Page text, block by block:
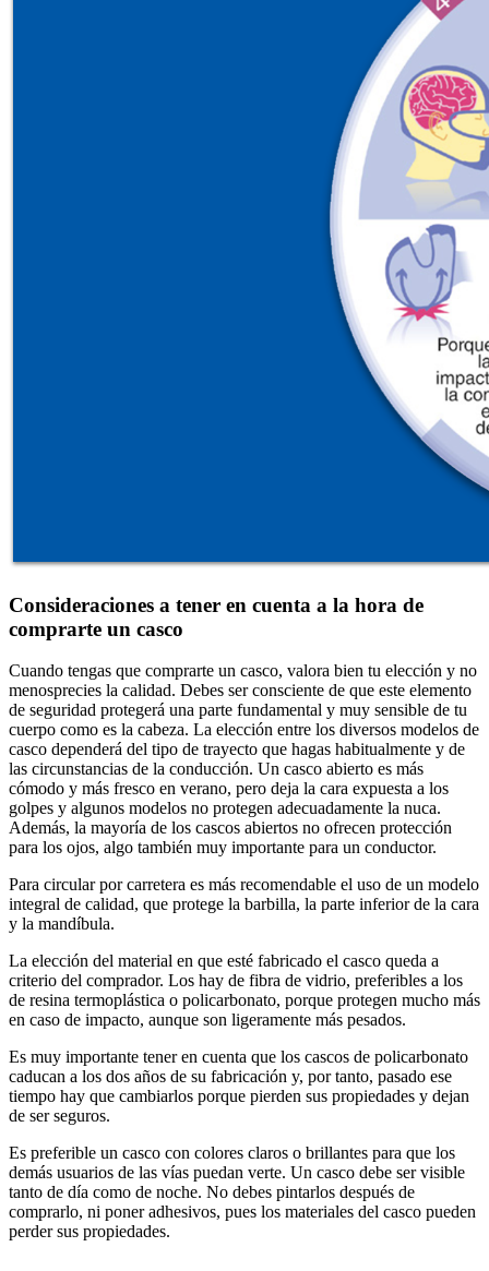
Consideraciones a tener en cuenta a la hora de
comprarte un casco
Cuando tengas que comprarte un casco, valora bien tu elección y no
menosprecies la calidad. Debes ser consciente de que este elemento
de seguridad protegerá una parte fundamental y muy sensible de tu
cuerpo como es la cabeza. La elección entre los diversos modelos de
casco dependerá del tipo de trayecto que hagas habitualmente y de
las circunstancias de la conducción. Un casco abierto es más
cómodo y más fresco en verano, pero deja la cara expuesta a los
golpes y algunos modelos no protegen adecuadamente la nuca.
Además, la mayoría de los cascos abiertos no ofrecen protección
para los ojos, algo también muy importante para un conductor.
Para circular por carretera es más recomendable el uso de un modelo
integral de calidad, que protege la barbilla, la parte inferior de la cara
y la mandíbula.
La elección del material en que esté fabricado el casco queda a
criterio del comprador. Los hay de fibra de vidrio, preferibles a los
de resina termoplástica o policarbonato, porque protegen mucho más
en caso de impacto, aunque son ligeramente más pesados.
Es muy importante tener en cuenta que los cascos de policarbonato
caducan a los dos años de su fabricación y, por tanto, pasado ese
tiempo hay que cambiarlos porque pierden sus propiedades y dejan
de ser seguros.
Es preferible un casco con colores claros o brillantes para que los
demás usuarios de las vías puedan verte. Un casco debe ser visible
tanto de día como de noche. No debes pintarlos después de
comprarlo, ni poner adhesivos, pues los materiales del casco pueden
perder sus propiedades.